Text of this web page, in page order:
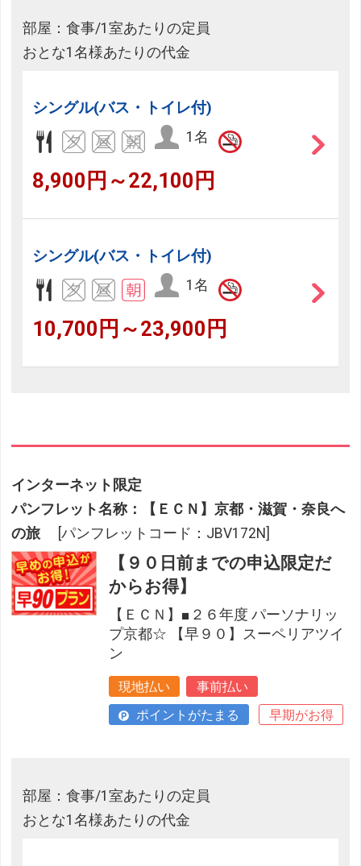
部屋：食事/1室あたりの定員
おとな1名様あたりの代金
シングル(バス・トイレ付)
1名
8,900円～22,100円
シングル(バス・トイレ付)
1名
10,700円～23,900円
インターネット限定
パンフレット名称：【ＥＣＮ】京都・滋賀・奈良へ
の旅
[パンフレットコード：JBV172N]
【９０日前までの申込限定だ
からお得】
【ＥＣＮ】■２６年度 パーソナリッ
プ京都☆ 【早９０】スーペリアツイ
ン
現地払い
事前払い
ポイントがたまる
早期がお得
部屋：食事/1室あたりの定員
おとな1名様あたりの代金